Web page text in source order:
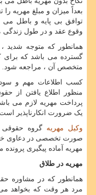
بعداً میزان و مبلغ مهریه
توافق بی پایه و باطل می
وقوع عقد و در طول زندگی
همانطور که متوجه شدید
گسترده می باشد که برای
متخصص آن ، مراجعه شود.
کسب اطلاعات مهم و
منظور اطلاع یافتن از
پرداخت مهریه لازم می
یک ضرورت انکارناپذیر
وکیل مهریه گروه حقوقی
صورت تخصصی در دعاوی
مهریه آماده پیگیری
مهریه در طلاق
همانطور که در مشاوره
مرد هر وقت که بخواهد